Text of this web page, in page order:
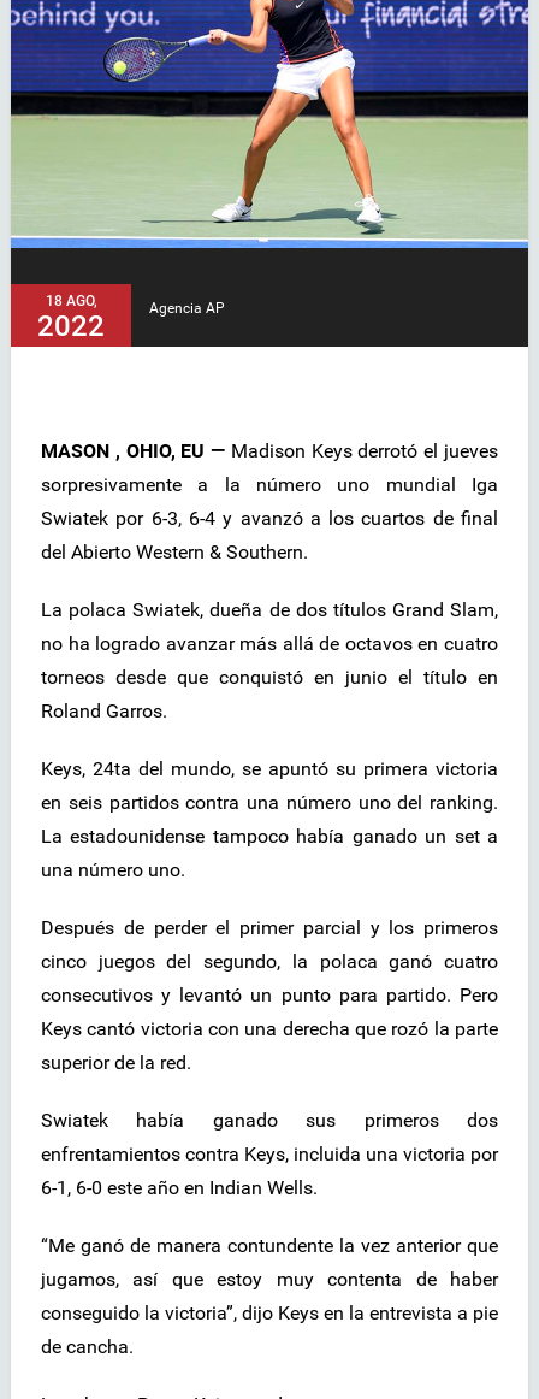
18 AGO,
2022
Agencia AP
MASON , OHIO, EU — Madison Keys derrotó el jueves
sorpresivamente a la número uno mundial Iga
Swiatek por 6-3, 6-4 y avanzó a los cuartos de final
del Abierto Western & Southern.
La polaca Swiatek, dueña de dos títulos Grand Slam,
no ha logrado avanzar más allá de octavos en cuatro
torneos desde que conquistó en junio el título en
Roland Garros.
Keys, 24ta del mundo, se apuntó su primera victoria
en seis partidos contra una número uno del ranking.
La estadounidense tampoco había ganado un set a
una número uno.
Después de perder el primer parcial y los primeros
cinco juegos del segundo, la polaca ganó cuatro
consecutivos y levantó un punto para partido. Pero
Keys cantó victoria con una derecha que rozó la parte
superior de la red.
Swiatek había ganado sus primeros dos
enfrentamientos contra Keys, incluida una victoria por
6-1, 6-0 este año en Indian Wells.
“Me ganó de manera contundente la vez anterior que
jugamos, así que estoy muy contenta de haber
conseguido la victoria”, dijo Keys en la entrevista a pie
de cancha.